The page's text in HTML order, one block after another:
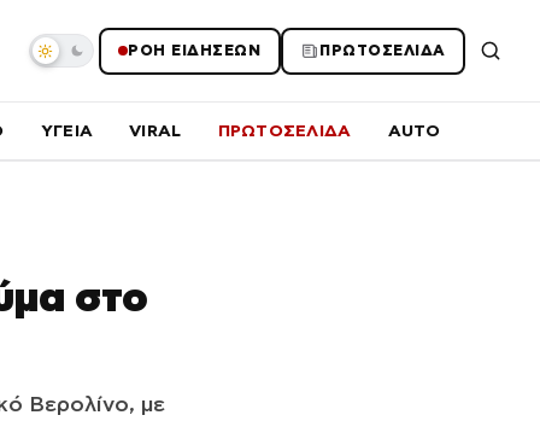
ΡΟΗ ΕΙΔΗΣΕΩΝ ΠΡΩΤΟΣΕΛΙΔΑ
ΥΓΕΙΑ VIRAL ΠΡΩΤΟΣΕΛΙΔΑ AUTO
στο
Βερολίνο, με